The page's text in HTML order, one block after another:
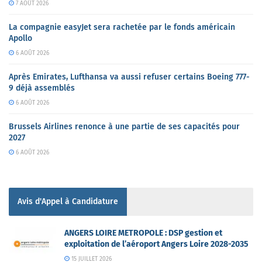
7 AOÛT 2026
La compagnie easyJet sera rachetée par le fonds américain
Apollo
6 AOÛT 2026
Après Emirates, Lufthansa va aussi refuser certains Boeing 777-
9 déjà assemblés
6 AOÛT 2026
Brussels Airlines renonce à une partie de ses capacités pour
2027
6 AOÛT 2026
Avis d'Appel à Candidature
ANGERS LOIRE METROPOLE : DSP gestion et
exploitation de l’aéroport Angers Loire 2028-2035
15 JUILLET 2026